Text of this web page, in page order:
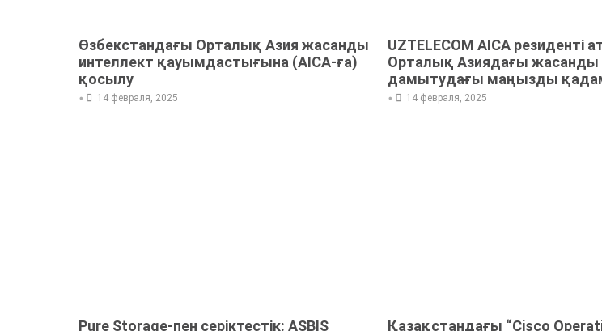
Өзбекстандағы Орталық Азия жасанды
интеллект қауымдастығына (AICA-ға)
қосылу
• 14 февраля, 2025
UZTELECOM AICA резиденті
Орталық Азиядағы жасанды
дамытудағы маңызды
• 14 февраля, 2025
Pure Storage-пен серіктестік: ASBIS Қазақстандағы “Cisco